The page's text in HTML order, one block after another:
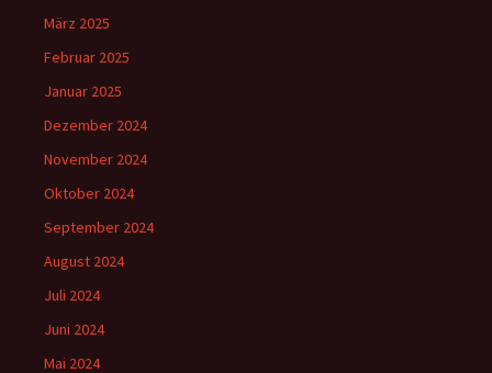
März 2025
Februar 2025
Januar 2025
Dezember 2024
November 2024
Oktober 2024
September 2024
August 2024
Juli 2024
Juni 2024
Mai 2024